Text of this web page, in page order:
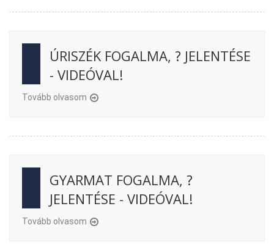
ÚRISZÉK FOGALMA, ? JELENTÉSE
- VIDEÓVAL!
Tovább olvasom
GYARMAT FOGALMA, ?
JELENTÉSE - VIDEÓVAL!
Tovább olvasom